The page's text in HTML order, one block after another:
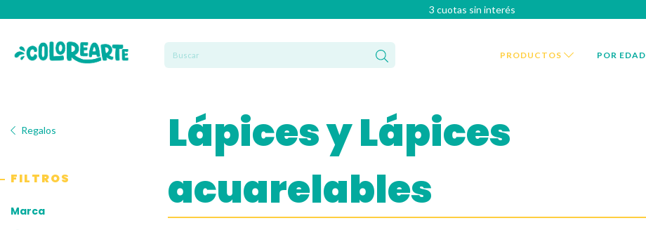
3 cuotas sin interés
PRODUCTOS POR EDAD
Regalos
FILTROS
Marca
Lápices y Lápices
acuarelables